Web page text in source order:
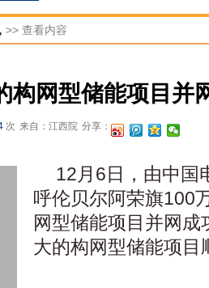
>> 查看内容
构网型储能项目并
次 来自：江西院 分享：
12月6日，由中国
呼伦贝尔阿荣旗100
网型储能项目并网
大的构网型储能项目